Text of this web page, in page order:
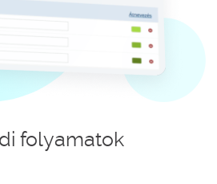
folyamatok